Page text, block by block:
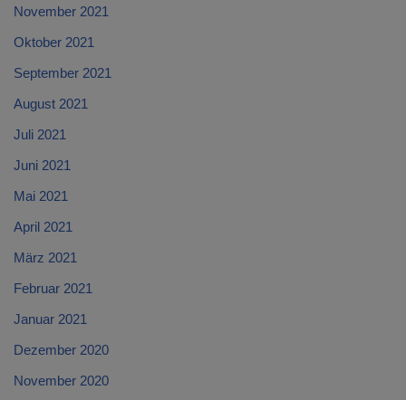
November 2021
Oktober 2021
September 2021
August 2021
Juli 2021
Juni 2021
Mai 2021
April 2021
März 2021
Februar 2021
Januar 2021
Dezember 2020
November 2020